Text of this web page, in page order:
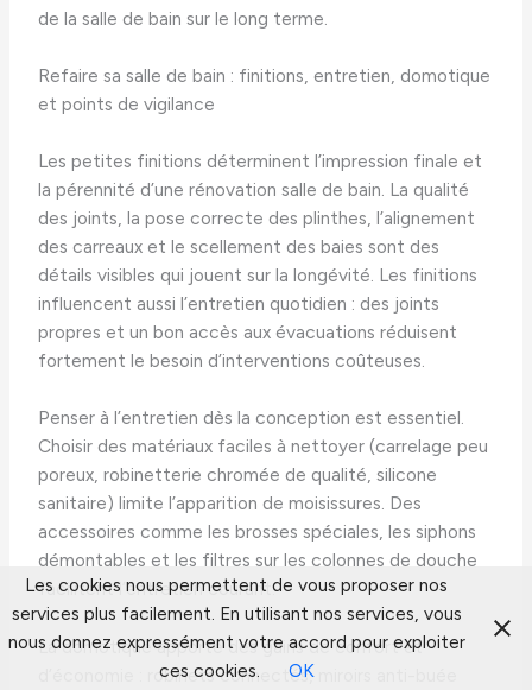
de la salle de bain sur le long terme.
Refaire sa salle de bain : finitions, entretien, domotique
et points de vigilance
Les petites finitions déterminent l’impression finale et
la pérennité d’une rénovation salle de bain. La qualité
des joints, la pose correcte des plinthes, l’alignement
des carreaux et le scellement des baies sont des
détails visibles qui jouent sur la longévité. Les finitions
influencent aussi l’entretien quotidien : des joints
propres et un bon accès aux évacuations réduisent
fortement le besoin d’interventions coûteuses.
Penser à l’entretien dès la conception est essentiel.
Choisir des matériaux faciles à nettoyer (carrelage peu
poreux, robinetterie chromée de qualité, silicone
sanitaire) limite l’apparition de moisissures. Des
accessoires comme les brosses spéciales, les siphons
démontables et les filtres sur les colonnes de douche
facilitent l’entretien courant.
La domotique apporte des gains de confort et
d’économie : robinets connectés, miroirs anti-buée
Les cookies nous permettent de vous proposer nos
services plus facilement. En utilisant nos services, vous
nous donnez expressément votre accord pour exploiter
ces cookies.
OK